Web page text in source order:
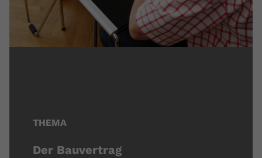
THEMA
Der Bauvertrag